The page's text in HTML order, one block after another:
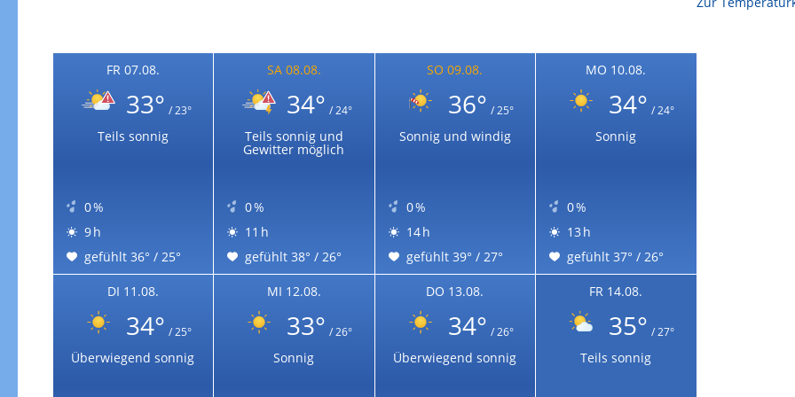
FR 07.08.
33° / 23°
Teils sonnig
0 %
9 h
gefühlt 36° / 25°
SA 08.08.
34° / 24°
Teils sonnig und
Gewitter möglich
0 %
11 h
gefühlt 38° / 26°
SO 09.08.
36° / 25°
Sonnig und windig
0 %
14 h
gefühlt 39° / 27°
MO 10.08.
34° / 24°
Sonnig
0 %
13 h
gefühlt 37° / 26°
DI 11.08.
34° / 25°
Überwiegend sonnig
MI 12.08.
33° / 26°
Sonnig
DO 13.08.
34° / 26°
Überwiegend sonnig
FR 14.08.
35° / 27°
Teils sonnig